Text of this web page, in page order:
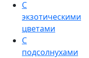
С
экзотическими
цветами
С
подсолнухами